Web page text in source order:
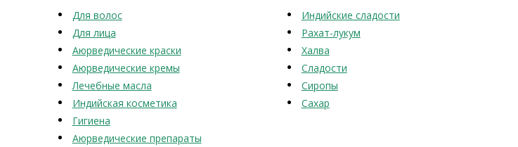
Для волос
Для лица
Аюрведические краски
Аюрведические кремы
Лечебные масла
Индийская косметика
Гигиена
Аюрведические препараты
Индийские сладости
Рахат-лукум
Халва
Сладости
Сиропы
Сахар